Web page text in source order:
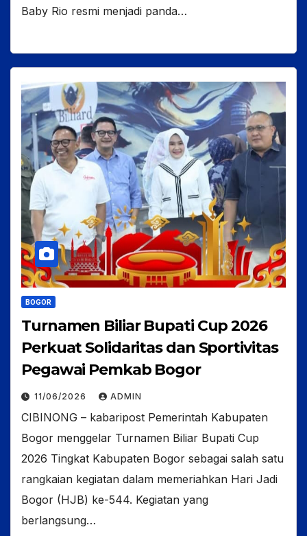
Baby Rio resmi menjadi panda…
BOGOR
Turnamen Biliar Bupati Cup 2026
Perkuat Solidaritas dan Sportivitas
11/06/2026 ADMIN
CIBINONG – kabaripost Pemerintah Kabupaten
Bogor menggelar Turnamen Biliar Bupati Cup
2026 Tingkat Kabupaten Bogor sebagai salah satu
rangkaian kegiatan dalam memeriahkan Hari Jadi
Bogor (HJB) ke-544. Kegiatan yang
berlangsung…